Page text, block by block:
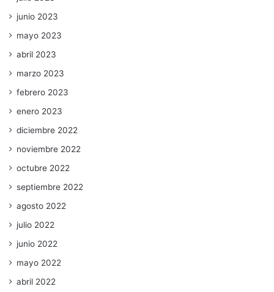
junio 2023
mayo 2023
abril 2023
marzo 2023
febrero 2023
enero 2023
diciembre 2022
noviembre 2022
octubre 2022
septiembre 2022
agosto 2022
julio 2022
junio 2022
mayo 2022
abril 2022